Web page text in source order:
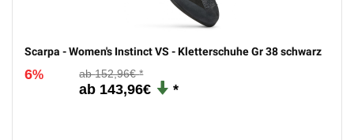
Scarpa - Women's Instinct VS - Kletterschuhe Gr 38 schwarz
6% 152,96€
143,96€